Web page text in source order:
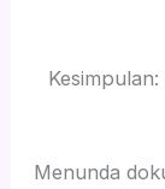
Menunda